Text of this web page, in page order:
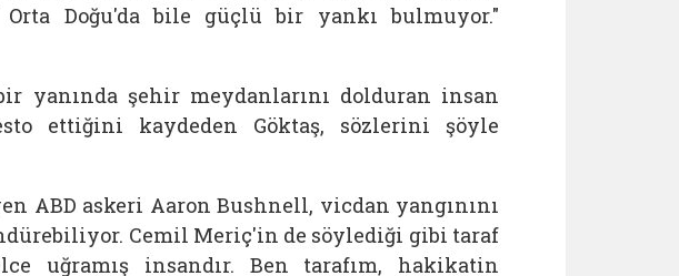
Doğu'da bile güçlü bir yankı bulmuyor."
yanında şehir meydanlarını dolduran insan
ettiğini kaydeden Göktaş, sözlerini şöyle
ABD askeri Aaron Bushnell, vicdan yangınını
Cemil Meriç'in de söylediği gibi taraf
uğramış insandır. Ben tarafım, hakikatin